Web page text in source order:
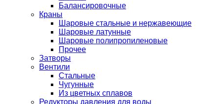
Балансировочные
Краны
Шаровые стальные и нержавеющие
Шаровые латунные
Шаровые полипропиленовые
Прочее
Затворы
Вентили
Стальные
Чугунные
Из цветных сплавов
Редукторы давления для воды